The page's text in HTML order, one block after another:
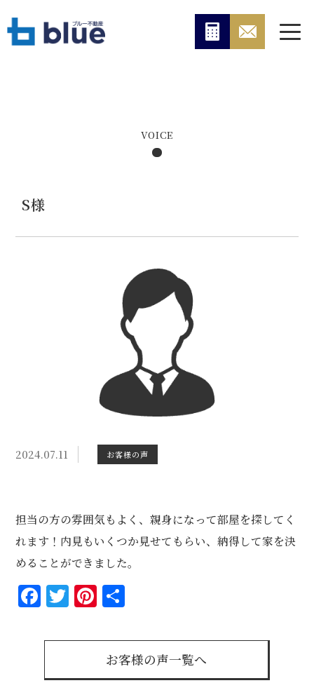
S様
VOICE
2024.07.11 お客様の声
担当の方の雰囲気もよく、親身になって部屋を探してく
れます！内見もいくつか見せてもらい、納得して家を決
めることができました。
Facebook
TwitterPinterest
お客様の声一覧へ